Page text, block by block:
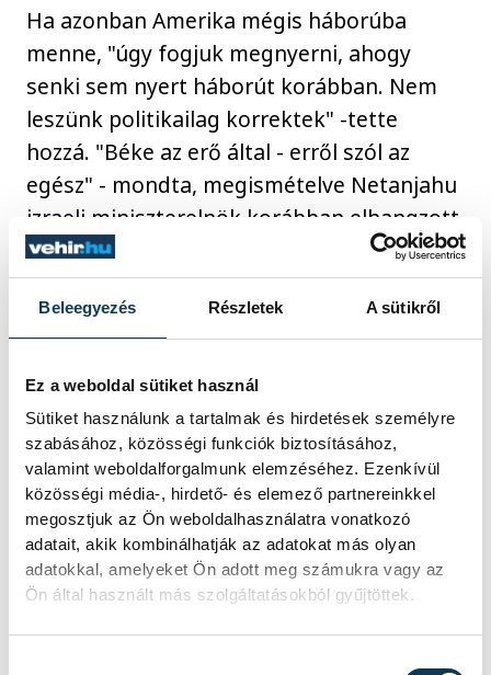
Beleegyezés Részletek A sütikről
Ez a weboldal sütiket használ
Sütiket használunk a tartalmak és hirdetések személyre
szabásához, közösségi funkciók biztosításához,
valamint weboldalforgalmunk elemzéséhez. Ezenkívül
közösségi média-, hirdető- és elemező partnereinkkel
megosztjuk az Ön weboldalhasználatra vonatkozó
adatait, akik kombinálhatják az adatokat más olyan
adatokkal, amelyeket Ön adott meg számukra vagy az
Ön által használt más szolgáltatásokból gyűjtöttek.
Ha azonban Amerika mégis háborúba
menne, "úgy fogjuk megnyerni, ahogy
senki sem nyert háborút korábban. Nem
leszünk politikailag korrektek" -tette
hozzá. "Béke az erő által - erről szól az
egész" - mondta, megismételve Netanjahu
izraeli miniszterelnök korábban elhangzott
szavait.
Trump köszönetet mond az arab és más
muszlim országoknak is, amelyek nyomást
gyakoroltak a Hamászra a túszok
szabadon engedésének érdekében, és
"hihetetlen izraeli diadalnak" nevezte,
"hogy ennyi nemzet együttműködött a
béke érdekében. Ezt a pillanatot úgy
fogják emlegetni, mint amikor minden
megváltozott" - mondta. "Ez lesz Izrael
aranykora és a Közel-Kelet aranykora" -